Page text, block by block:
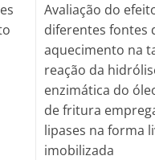
Avaliação do
diferentes fontes
aquecimento na
reação da
enzimática do
de fritura
lipases na forma
imobilizada